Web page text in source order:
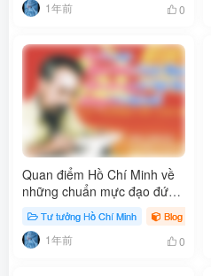
1年前 0
Quan điểm Hồ Chí Minh về
những chuẩn mực đạo đức
cách mạng của con người
Việt Nam trong thời đại mới
Tư tưởng Hồ Chí Minh Blog
1年前 0